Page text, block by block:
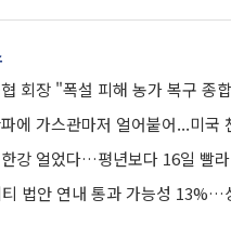
회장 "폭설 피해 농가 복구 종
에 가스관마저 얼어붙어...미국
강 얼었다…평년보다 16일 빨라
법안 연내 통과 가능성 13%…